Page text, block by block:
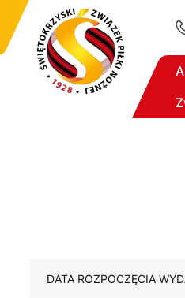
DATA ROZPOCZĘCIA